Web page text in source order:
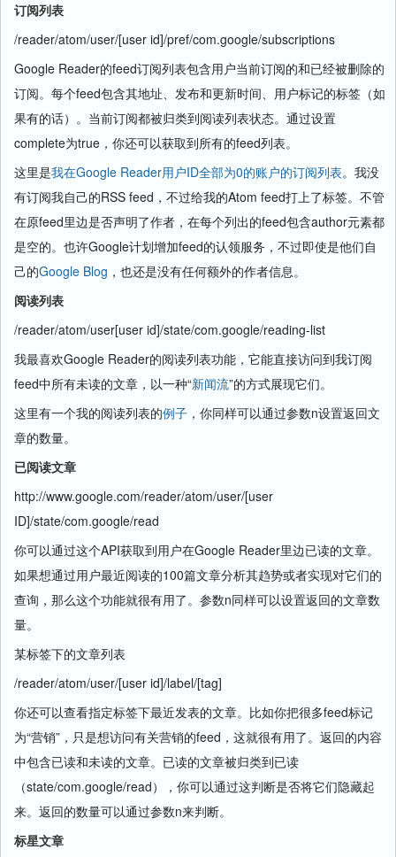
订阅列表
/reader/atom/user/[user id]/pref/com.google/subscriptions
Google Reader的feed订阅列表包含用户当前订阅的和已经被删除的
订阅。每个feed包含其地址、发布和更新时间、用户标记的标签（如
果有的话）。当前订阅都被归类到阅读列表状态。通过设置
complete为true，你还可以获取到所有的feed列表。
这里是我在Google Reader用户ID全部为0的账户的订阅列表。我没
有订阅我自己的RSS feed，不过给我的Atom feed打上了标签。不管
在原feed里边是否声明了作者，在每个列出的feed包含author元素都
是空的。也许Google计划增加feed的认领服务，不过即使是他们自
己的Google Blog ，也还是没有任何额外的作者信息。
阅读列表
/reader/atom/user[user id]/state/com.google/reading-list
我最喜欢Google Reader的阅读列表功能，它能直接访问到我订阅
feed中所有未读的文章，以一种“新闻流”的方式展现它们。
这里有一个我的阅读列表的例子 ，你同样可以通过参数n设置返回文
章的数量。
已阅读文章
http://www.google.com/reader/atom/user/[user
ID]/state/com.google/read
你可以通过这个API获取到用户在Google Reader里边已读的文章。
如果想通过用户最近阅读的100篇文章分析其趋势或者实现对它们的
查询，那么这个功能就很有用了。参数n同样可以设置返回的文章数
量。
某标签下的文章列表
/reader/atom/user/[user id]/label/[tag]
你还可以查看指定标签下最近发表的文章。比如你把很多feed标记
为“营销”，只是想访问有关营销的feed，这就很有用了。返回的内容
中包含已读和未读的文章。已读的文章被归类到已读
（state/com.google/read），你可以通过这判断是否将它们隐藏起
来。返回的数量可以通过参数n来判断。
标星文章